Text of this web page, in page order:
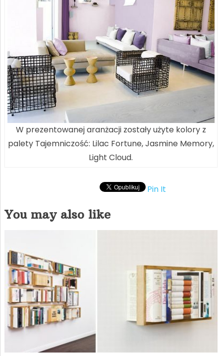
W prezentowanej aranżacji zostały użyte kolory z
palety Tajemniczość: Lilac Fortune, Jasmine Memory,
Light Cloud.
Pin It
You may also like